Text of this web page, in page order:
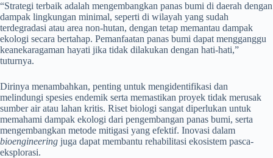
“Strategi terbaik adalah mengembangkan panas bumi di daerah dengan
dampak lingkungan minimal, seperti di wilayah yang sudah
terdegradasi atau area non-hutan, dengan tetap memantau dampak
ekologi secara bertahap. Pemanfaatan panas bumi dapat mengganggu
keanekaragaman hayati jika tidak dilakukan dengan hati-hati,”
tuturnya.
Dirinya menambahkan, penting untuk mengidentifikasi dan
melindungi spesies endemik serta memastikan proyek tidak merusak
sumber air atau lahan kritis. Riset biologi sangat diperlukan untuk
memahami dampak ekologi dari pengembangan panas bumi, serta
mengembangkan metode mitigasi yang efektif. Inovasi dalam
bioengineering juga dapat membantu rehabilitasi ekosistem pasca-
eksplorasi.